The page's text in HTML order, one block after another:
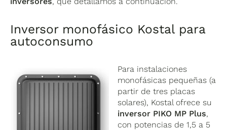
Inversor monofásico Kostal para
autoconsumo
Para instalaciones
monofásicas pequeñas (a
partir de tres placas
solares), Kostal ofrece su
inversor PIKO MP Plus,
con potencias de 1,5 a 5